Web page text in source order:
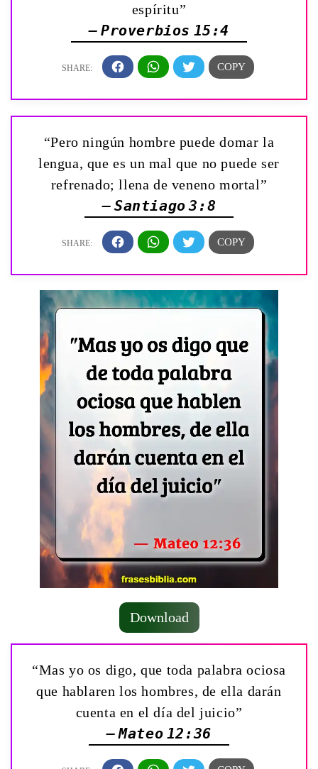
espíritu”
— Proverbios 15:4
“Pero ningún hombre puede domar la
lengua, que es un mal que no puede ser
refrenado; llena de veneno mortal”
— Santiago 3:8
Download
“Mas yo os digo, que toda palabra ociosa
que hablaren los hombres, de ella darán
cuenta en el día del juicio”
— Mateo 12:36